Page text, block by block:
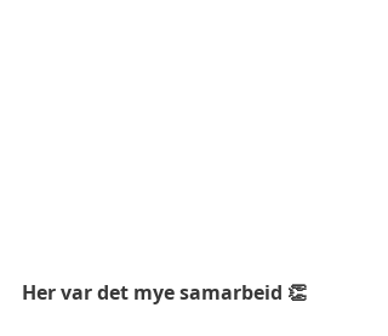
Her var det mye samarbeid 👏